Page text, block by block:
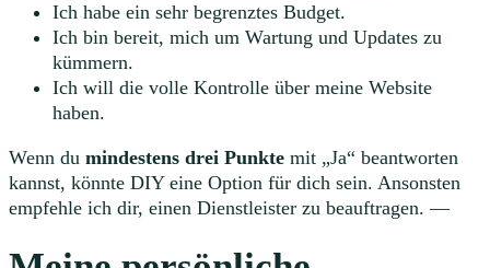
Ich habe ein sehr begrenztes Budget.
Ich bin bereit, mich um Wartung und Updates zu
kümmern.
Ich will die volle Kontrolle über meine Website
haben.
Wenn du mindestens drei Punkte mit „Ja“ beantworten
kannst, könnte DIY eine Option für dich sein. Ansonsten
empfehle ich dir, einen Dienstleister zu beauftragen. —